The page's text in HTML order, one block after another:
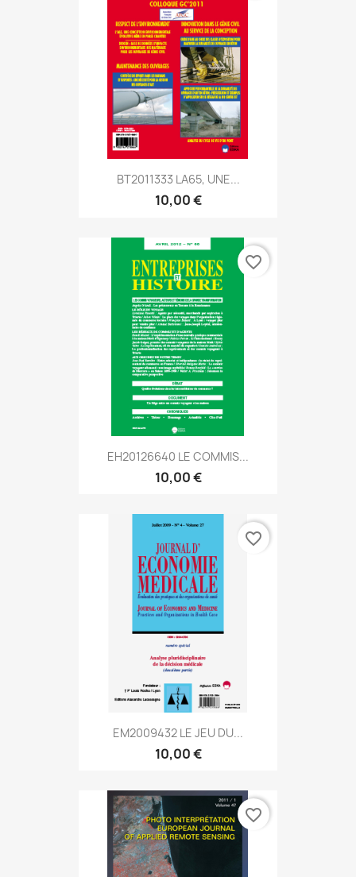
BT2011333 LA65, UNE...
10,00 €
EH20126640 LE COMMIS...
10,00 €
favorite_border
EM2009432 LE JEU DU...
10,00 €
favorite_border
favorite_border